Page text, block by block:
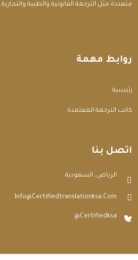
متعددة مثل الترجمة القانونية والطبية والتجارية.
روابط مهمة
الرئيسية
مكاتب الترجمة المعتمدة
اتصل بنا
الرياض، السعودية
Info@certifiedtranslationksa.com
@certifiedksa